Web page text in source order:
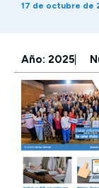
17 de octubre de
Año: 2025